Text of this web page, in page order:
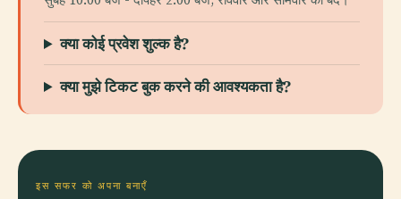
क्या कोई प्रवेश शुल्क है?
क्या मुझे टिकट बुक करने की आवश्यकता है?
इस सफर को अपना बनाएँ